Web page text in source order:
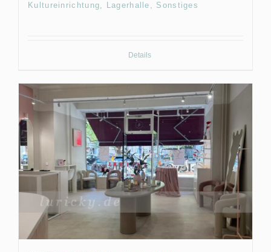
Kultureinrichtung, Lagerhalle, Sonstiges
Details